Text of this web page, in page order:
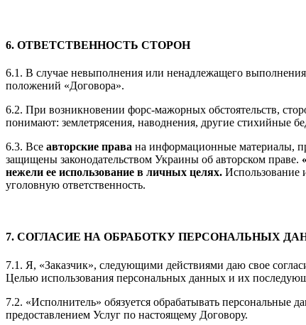
6. ОТВЕТСТВЕННОСТЬ СТОРОН
6.1. В случае невыполнения или ненадлежащего
положений «Договора».
6.2. При возникновении форс-мажорных обстоятельств,
понимают: землетрясения, наводнения, другие стихийные
6.3. Все авторские права на информационные материалы,
защищены законодательством Украины об авторском праве.
нежели ее использование в личных целях. Использование
уголовную ответственность.
7. СОГЛАСИЕ НА ОБРАБОТКУ ПЕРСОНАЛЬНЫХ
7.1. Я, «Заказчик», следующими действиями даю свое
Целью использования персональных данных и их
7.2. «Исполнитель» обязуется обрабатывать персональные
предоставлением Услуг по настоящему Договору.